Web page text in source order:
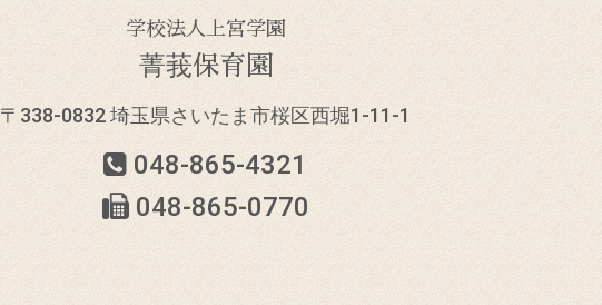
学校法人上宮学園
菁莪保育園
〒338-0832 埼玉県さいたま市桜区西堀1-11-1
048-865-4321
048-865-0770